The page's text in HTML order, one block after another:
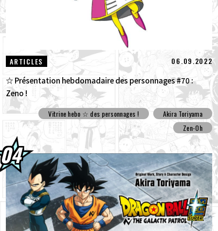
ARTICLES 06.09.2022
☆ Présentation hebdomadaire des personnages #70 :
Zeno !
Vitrine hebo ☆ des personnages !
Akira Toriyama
Zen-Oh